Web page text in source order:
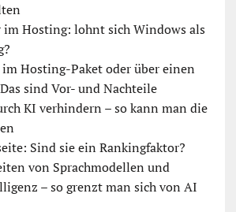
im Hosting: lohnt sich Windows als
Hosting-Paket oder über einen
sind Vor- und Nachteile
KI verhindern – so kann man die
Sind sie ein Rankingfaktor?
von Sprachmodellen und
– so grenzt man sich von AI